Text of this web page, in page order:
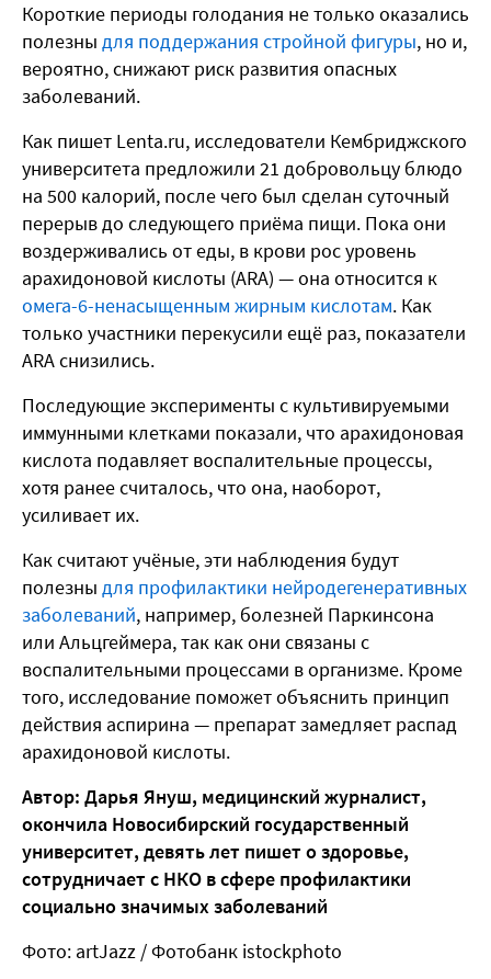
Короткие периоды голодания не только оказались
полезны для поддержания стройной фигуры, но и,
вероятно, снижают риск развития опасных
заболеваний.
Как пишет Lenta.ru, исследователи Кембриджского
университета предложили 21 добровольцу блюдо
на 500 калорий, после чего был сделан суточный
перерыв до следующего приёма пищи. Пока они
воздерживались от еды, в крови рос уровень
арахидоновой кислоты (ARA) — она относится к
омега-6-ненасыщенным жирным кислотам. Как
только участники перекусили ещё раз, показатели
ARA снизились.
Последующие эксперименты с культивируемыми
иммунными клетками показали, что арахидоновая
кислота подавляет воспалительные процессы,
хотя ранее считалось, что она, наоборот,
усиливает их.
Как считают учёные, эти наблюдения будут
полезны для профилактики нейродегенеративных
заболеваний, например, болезней Паркинсона
или Альцгеймера, так как они связаны с
воспалительными процессами в организме. Кроме
того, исследование поможет объяснить принцип
действия аспирина — препарат замедляет распад
арахидоновой кислоты.
Автор: Дарья Януш, медицинский журналист,
окончила Новосибирский государственный
университет, девять лет пишет о здоровье,
сотрудничает с НКО в сфере профилактики
социально значимых заболеваний
​Фото: artJazz / Фотобанк istockphoto